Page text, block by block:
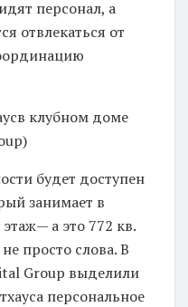
персонал, а
отвлекаться от
клубном доме
будет доступен
занимает в
а это 772 кв.
просто слова. В
Group выделили
персональное